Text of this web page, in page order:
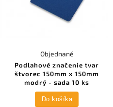
Podlahové značenie tvar
štvorec 150mm x 150mm
modrý - sada 10 ks
Objednané
Do košíka